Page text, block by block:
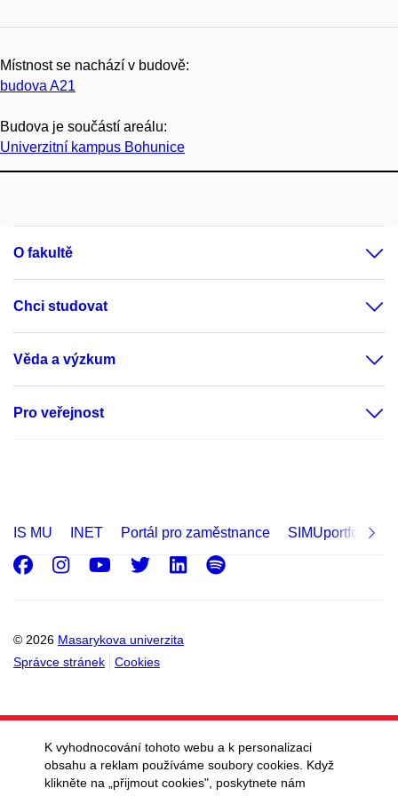
Místnost se nachází v budově:
budova A21
Budova je součástí areálu:
Univerzitní kampus Bohunice
O fakultě
Chci studovat
Věda a výzkum
Pro veřejnost
IS MU INET Portál pro zaměstnance SIMUportfolio
© 2026 Masarykova univerzita
Správce stránek
Cookies
Facebook
Instagram
Youtube
Twitter
LinkedIn
Spotify
K vyhodnocování tohoto webu a k personalizaci
obsahu a reklam používáme soubory cookies. Když
klikněte na „přijmout cookies", poskytnete nám